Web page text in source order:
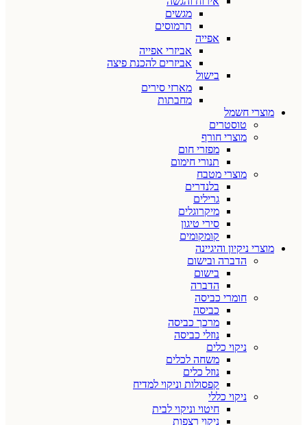
מגשים
תרמוסים
אפייה
אביזרי אפייה
אביזרים להכנת פיצה
בישול
מארזי סירים
מחבתות
מוצרי חשמל
טוסטרים
מוצרי חורף
מפזרי חום
תנורי חימום
מוצרי מטבח
בלנדרים
גרילים
מיקרוגלים
סירי טיגון
קומקומים
מוצרי ניקיון והיגיינה
הדברה ובישום
בישום
הדברה
חומרי כביסה
כביסה
מרכך כביסה
נוזלי כביסה
ניקוי כלים
משחה לכלים
נוזל כלים
קפסולות וניקוי למדיח
ניקוי כללי
חיטוי וניקוי לבית
ניקוי רצפות